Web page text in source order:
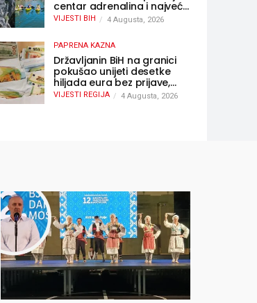
centar adrenalina i najveće
outdoor avanture ovog
VIJESTI BIH 4 Augusta, 2026
PAPRENA KAZNA
Državljanin BiH na granici
pokušao unijeti desetke
hiljada eura bez prijave,
uslijedila “paprena” kazna
VIJESTI REGIJA 4 Augusta, 2026